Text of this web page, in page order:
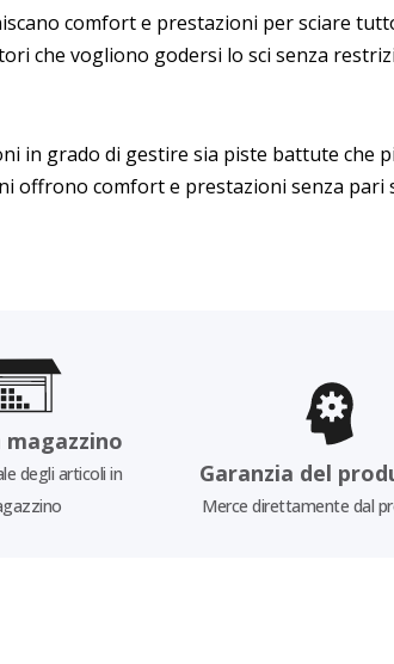
comfort e prestazioni per sciare
che vogliono godersi lo sci senza
in grado di gestire sia piste battute che
offrono comfort e prestazioni senza pari
magazzino
degli articoli in
Garanzia del
Merce direttamente dal